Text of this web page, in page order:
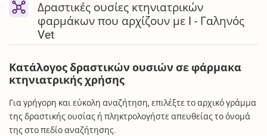
Δραστικές ουσίες κτηνιατρικών
φαρμάκων που αρχίζουν με I - Γαληνός
Vet
Κατάλογος δραστικών ουσιών σε φάρμακα
κτηνιατρικής χρήσης
Για γρήγορη και εύκολη αναζήτηση, επιλέξτε το αρχικό γράμμα
της δραστικής ουσίας ή πληκτρολογήστε απευθείας το όνομά
της στο πεδίο αναζήτησης.